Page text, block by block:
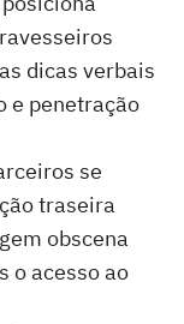
dicas verbais
e penetração
se
traseira
obscena
o acesso ao